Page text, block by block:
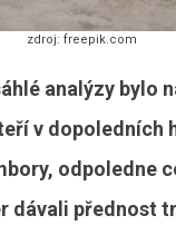
zdroj: freepik.com
analýzy bylo
v dopoledních
odpoledne
dávali přednost